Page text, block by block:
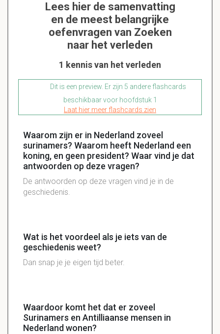
Lees hier de samenvatting
en de meest belangrijke
oefenvragen van Zoeken
naar het verleden
1 kennis van het verleden
Dit is een preview. Er zijn 5 andere flashcards
beschikbaar voor hoofdstuk 1
Laat hier meer flashcards zien
Waarom zijn er in Nederland zoveel
surinamers? Waarom heeft Nederland een
koning, en geen president? Waar vind je dat
antwoorden op deze vragen?
De antwoorden op deze vragen vind je in de
geschiedenis.
Wat is het voordeel als je iets van de
geschiedenis weet?
Dan snap je je eigen tijd beter.
Waardoor komt het dat er zoveel
Surinamers en Antilliaanse mensen in
Nederland wonen?